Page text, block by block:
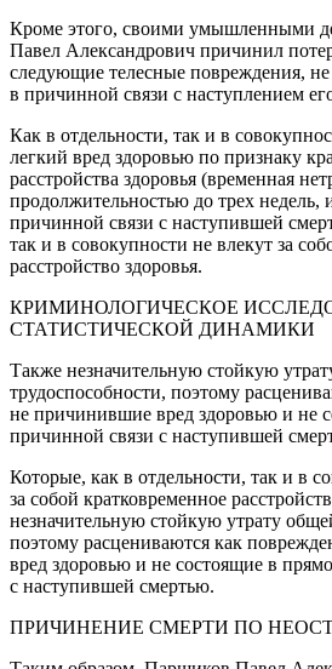
Кроме этого, своими умышленными
Павел Александрович причинил
следующие телесные повреждения,
в причинной связи с наступлением
Как в отдельности, так и в
легкий вред здоровью по признаку
расстройства здоровья (временная
продолжительностью до трех недель,
причинной связи с наступившей
так и в совокупности не влекут за
расстройство здоровья.
КРИМИНОЛОГИЧЕСКОЕ
СТАТИСТИЧЕСКОЙ ДИНАМИКИ
Также незначительную стойкую
трудоспособности, поэтому
не причинившие вред здоровью и не
причинной связи с наступившей
Которые, как в отдельности, так и в
за собой кратковременное
незначительную стойкую утрату
поэтому расцениваются как
вред здоровью и не состоящие в
с наступившей смертью.
ПРИЧИНЕНИЕ СМЕРТИ ПО